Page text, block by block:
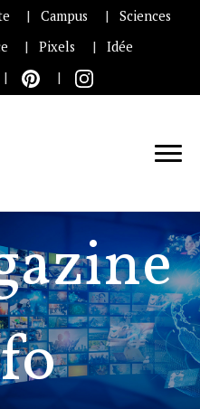
Campus
Sciences
Pixels Idée